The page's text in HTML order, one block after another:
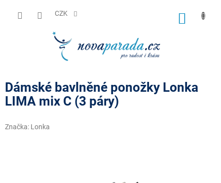
CZK
Dámské bavlněné ponožky Lonka
LIMA mix C (3 páry)
Značka: Lonka